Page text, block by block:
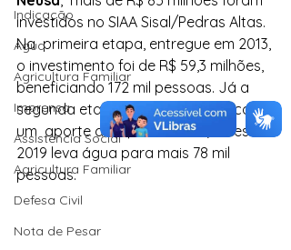
Indicação
Água
Agricultura Familiar
Imprensa
Assistência Social
Agricultura Familiar
Defesa Civil
Nota de Pesar
investidos no SIAA Sisal/Pedras Altas.
Na  primeira etapa, entregue em 2013,
o investimento foi de R$ 59,3 milhões,
beneficiando 172 mil pessoas. Já a
segunda etapa da obra contou com
um  aporte de R$ 26 milhões, e desde
2019 leva água para mais 78 mil
pessoas.